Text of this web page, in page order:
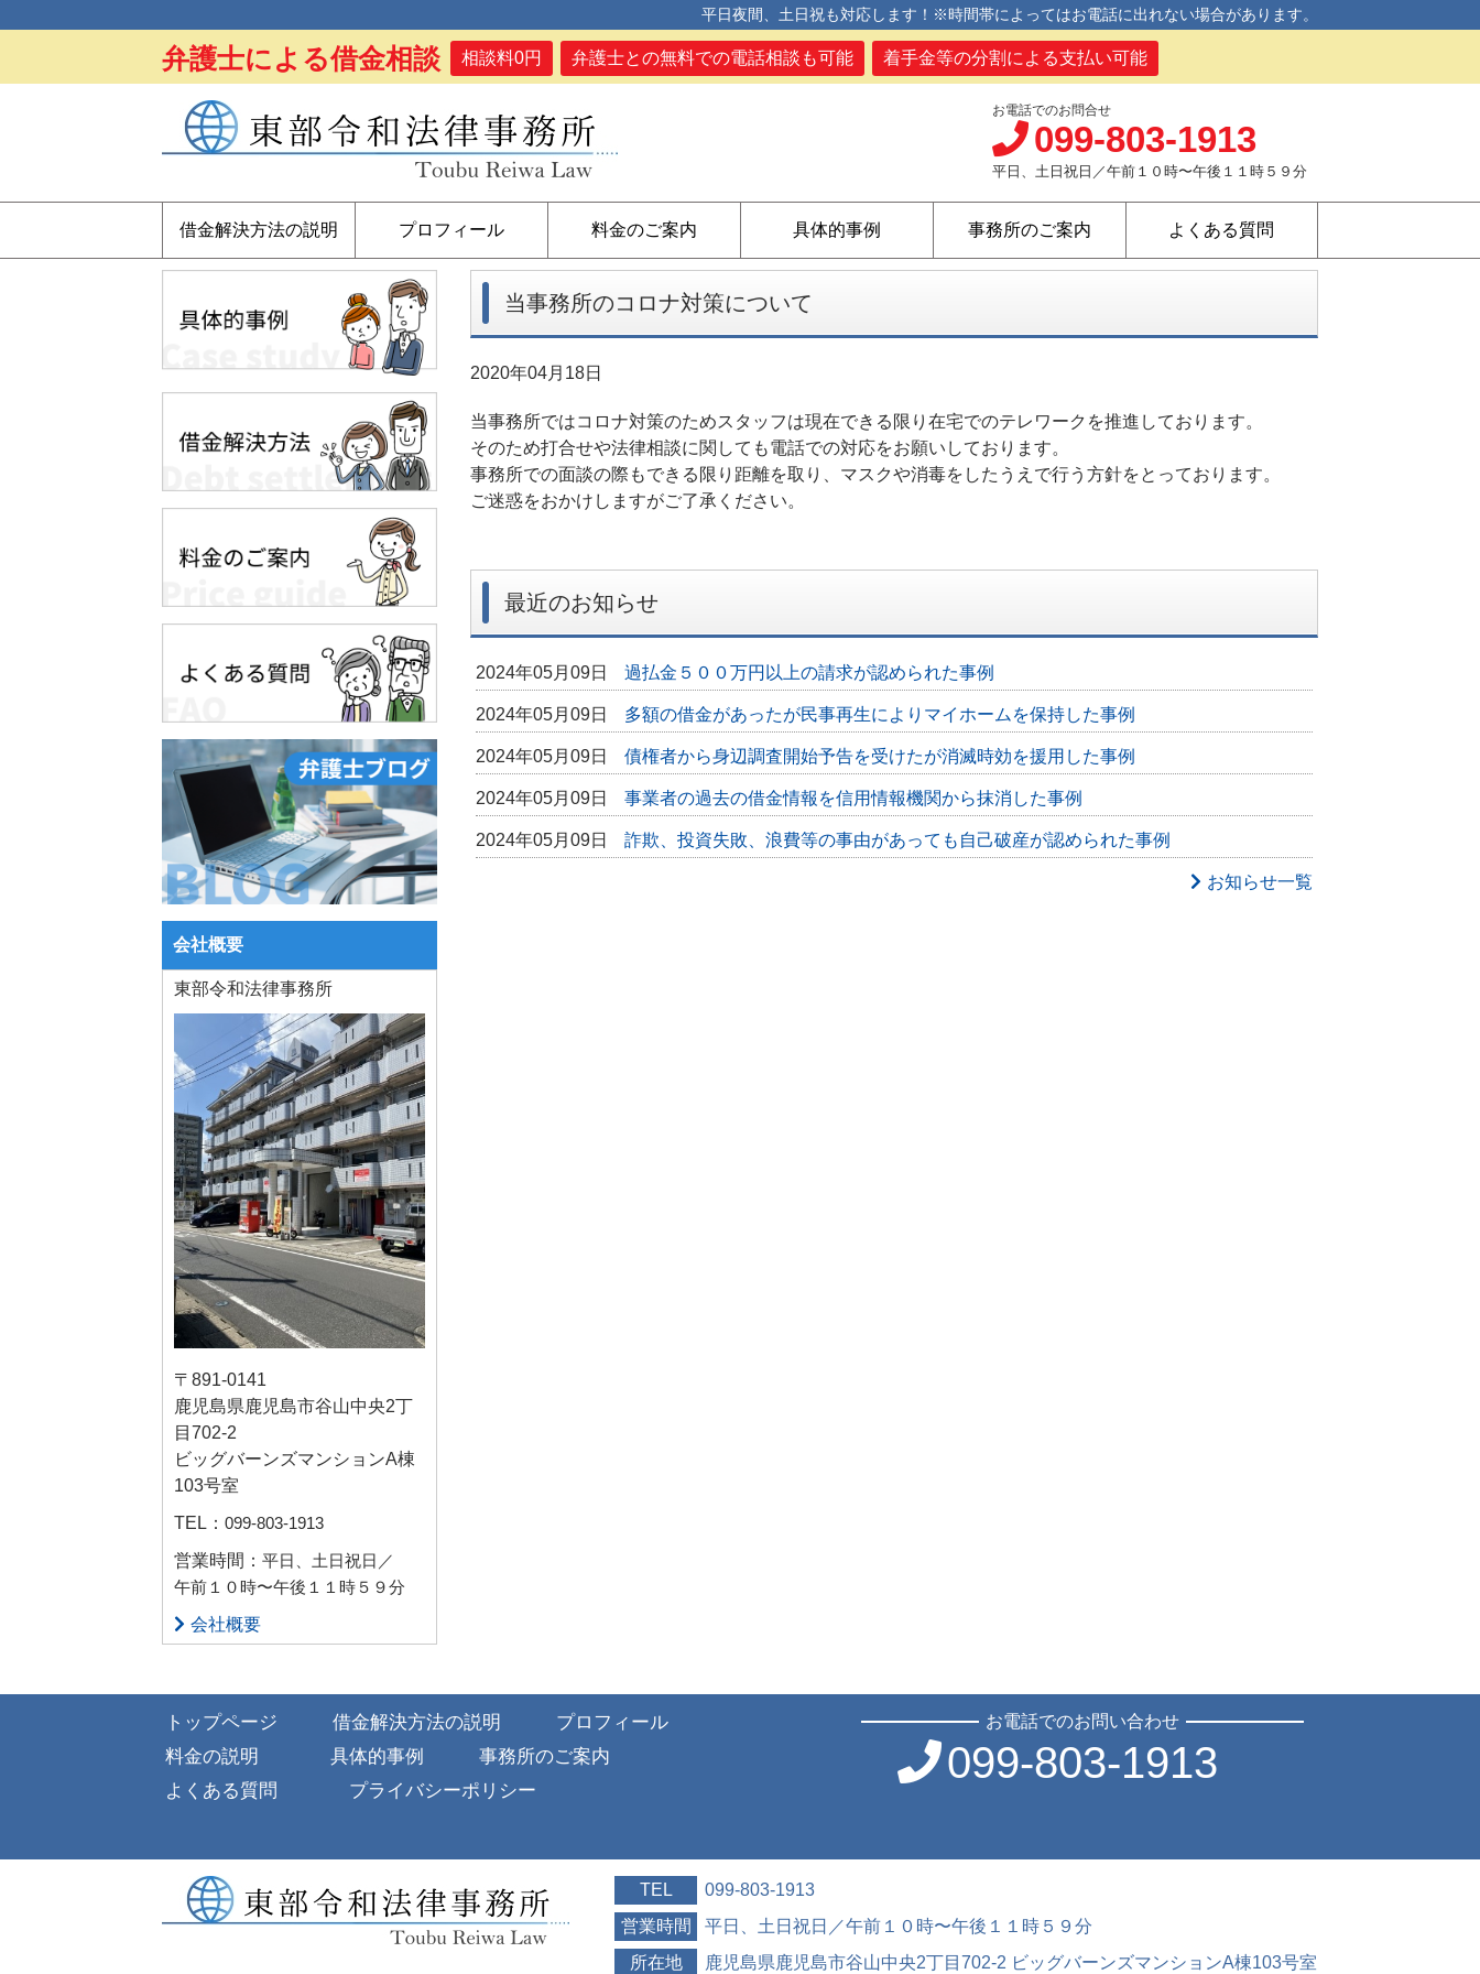
平日夜間、土日祝も対応します！※時間帯によってはお電話に出れない場合があります。
弁護士による借金相談 相談料0円 弁護士との無料での電話相談も可能 着手金等の分割による支払い可能
お電話でのお問合せ
099-803-1913
平日、土日祝日／午前１０時〜午後１１時５９分
借金解決方法の説明 プロフィール 料金のご案内 具体的事例 事務所のご案内 よくある質問
会社概要
東部令和法律事務所
〒891-0141
鹿児島県鹿児島市谷山中央2丁
目702-2
ビッグバーンズマンションA棟
103号室
TEL： 099-803-1913
営業時間： 平日、土日祝日／
午前１０時〜午後１１時５９分
会社概要
当事務所のコロナ対策について
2020年04月18日
当事務所ではコロナ対策のためスタッフは現在できる限り在宅でのテレワークを推進しております。
そのため打合せや法律相談に関しても電話での対応をお願いしております。
事務所での面談の際もできる限り距離を取り、マスクや消毒をしたうえで行う方針をとっております。
ご迷惑をおかけしますがご了承ください。
最近のお知らせ
2024年05月09日 過払金５００万円以上の請求が認められた事例
2024年05月09日 多額の借金があったが民事再生によりマイホームを保持した事例
2024年05月09日 債権者から身辺調査開始予告を受けたが消滅時効を援用した事例
2024年05月09日 事業者の過去の借金情報を信用情報機関から抹消した事例
2024年05月09日 詐欺、投資失敗、浪費等の事由があっても自己破産が認められた事例
お知らせ一覧
トップページ 借金解決方法の説明
プロフィール
料金の説明
具体的事例
事務所のご案内
よくある質問
プライバシーポリシー
お電話でのお問い合わせ
099-803-1913
TEL
099-803-1913
営業時間
平日、土日祝日／午前１０時〜午後１１時５９分
所在地
鹿児島県鹿児島市谷山中央2丁目702-2 ビッグバーンズマンションA棟103号室